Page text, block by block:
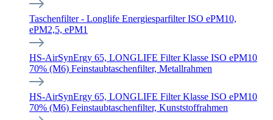
Taschenfilter - Longlife Energiesparfilter ISO ePM10,
ePM2,5, ePM1
HS-AirSynErgy 65, LONGLIFE Filter Klasse ISO ePM10
70% (M6) Feinstaubtaschenfilter, Metallrahmen
HS-AirSynErgy 65, LONGLIFE Filter Klasse ISO ePM10
70% (M6) Feinstaubtaschenfilter, Kunststoffrahmen